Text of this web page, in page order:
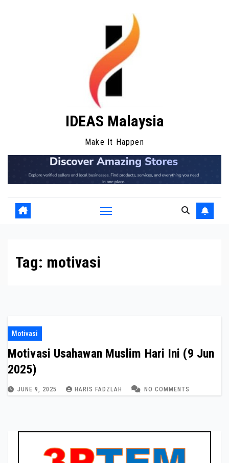
IDEAS Malaysia
Make It Happen
Tag: motivasi
Motivasi
Motivasi Usahawan Muslim Hari Ini (9 Jun
2025)
JUNE 9, 2025 HARIS FADZLAH NO COMMENTS